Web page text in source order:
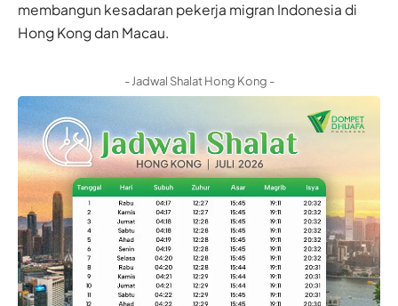
membangun kesadaran pekerja migran Indonesia di
Hong Kong dan Macau.
- Jadwal Shalat Hong Kong -